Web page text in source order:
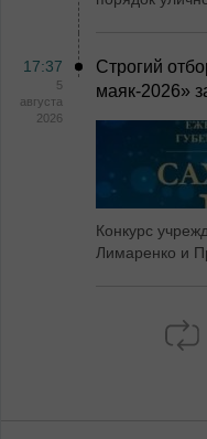
17:37
5
августа
2026
Строгий
маяк‑2026»
Конкурс
Лимаренко и